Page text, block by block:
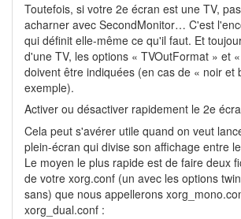
Toutefois, si votre 2e écran est une TV,
acharner avec SecondMonitor… C'est
qui définit elle-même ce qu'il faut. Et
d'une TV, les options « TVOutFormat » et
doivent être indiquées (en cas de « noir et
exemple).
Activer ou désactiver rapidement le 2e
Cela peut s'avérer utile quand on veut
plein-écran qui divise son affichage entre
Le moyen le plus rapide est de faire deux
de votre xorg.conf (un avec les options
sans) que nous appellerons
xorg_dual.conf :